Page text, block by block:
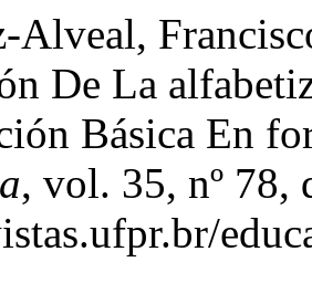
Alveal,
De La
Básica En
, vol. 35, nº 78,